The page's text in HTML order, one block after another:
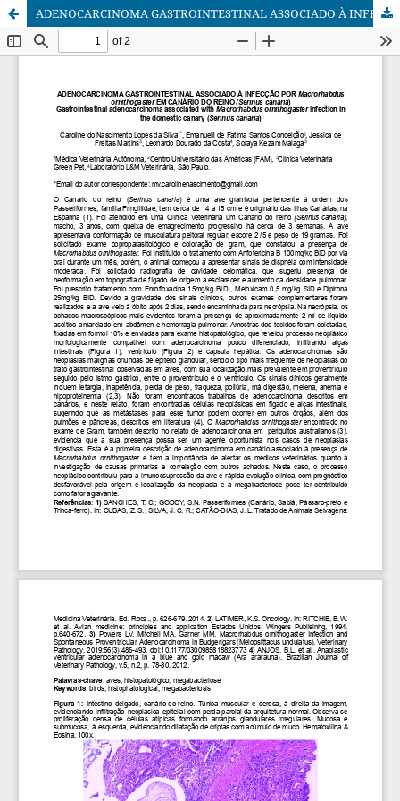
ADENOCARCINOMA GASTROINTESTINAL ASSOCIADO À INFECÇÃO POR Macrorhabdus ornithogaster EM CANÁRIO DO REINO (Serinus canaria)